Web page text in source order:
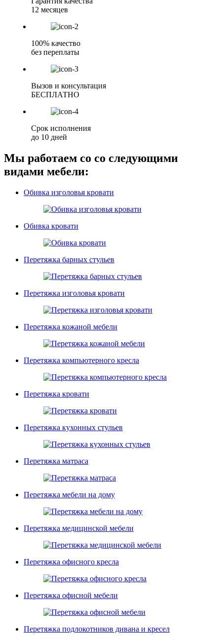
12 месяцев
100% качество
без переплаты
Вызов и консультация
БЕСПЛАТНО
Срок исполнения
до 10 дней
Мы работаем со со следующими
видами мебели:
Обивка изголовья кровати
Обивка кровати
Перетяжка барных стульев
Перетяжка изголовья кровати
Перетяжка кожаной мебели
Перетяжка компьютерного кресла
Перетяжка кровати
Перетяжка кухонных стульев
Перетяжка матраса
Перетяжка мебели на дому
Перетяжка медицинской мебели
Перетяжка офисного кресла
Перетяжка офисной мебели
Перетяжка подлокотников дивана и кресел